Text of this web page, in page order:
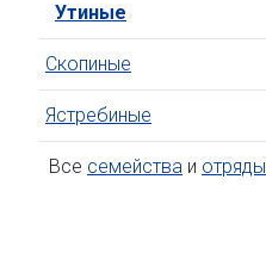
Утиные
Скопиные
Ястребиные
Все семейства и отряды